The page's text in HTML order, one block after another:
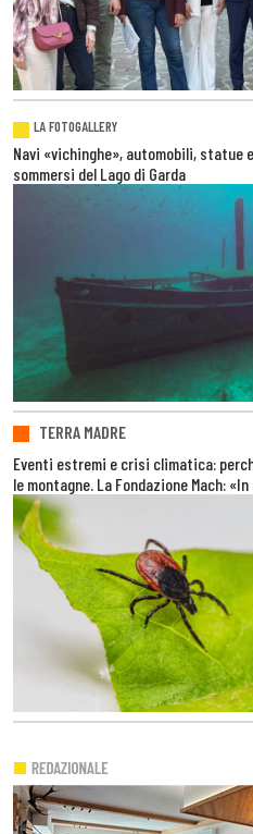
LA FOTOGALLERY
Navi «vichinghe», automobili,
sommersi del Lago di Garda
TERRA MADRE
Eventi estremi e crisi climatica:
le montagne. La Fondazione Mach: